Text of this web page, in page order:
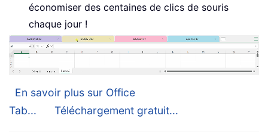
économiser des centaines de clics de souris
chaque jour !
En savoir plus sur Office
Tab...
Téléchargement gratuit...